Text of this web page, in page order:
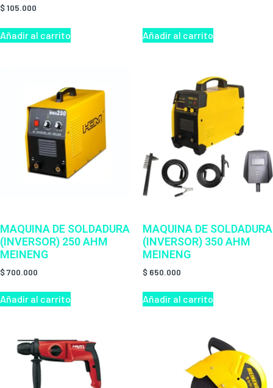
$105.000
Añadir al carrito Añadir al carrito
MAQUINA DE SOLDADURA
(INVERSOR) 250 AHM
MEINENG
$700.000
Añadir al carrito
MAQUINA DE SOLDADURA
(INVERSOR) 350 AHM
MEINENG
$ 650.000
Añadir al carrito